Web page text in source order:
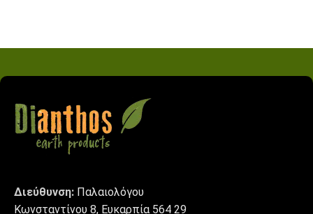
Διεύθυνση: Παλαιολόγου
Κωνσταντίνου 8, Ευκαρπία 564 29